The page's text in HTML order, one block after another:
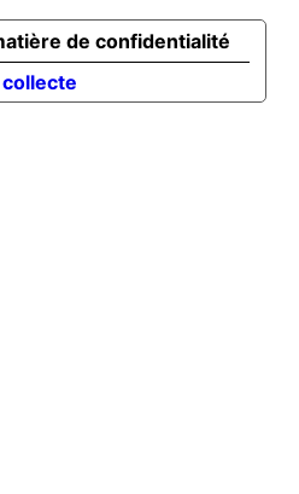
de confidentialité